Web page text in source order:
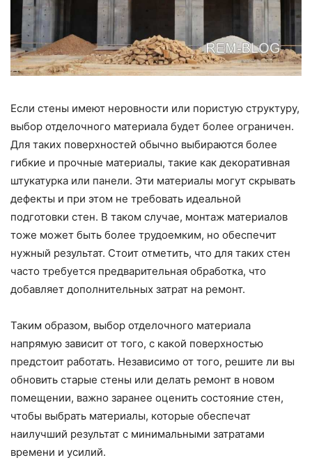
Если стены имеют неровности или пористую структуру,
выбор отделочного материала будет более ограничен.
Для таких поверхностей обычно выбираются более
гибкие и прочные материалы, такие как декоративная
штукатурка или панели. Эти материалы могут скрывать
дефекты и при этом не требовать идеальной
подготовки стен. В таком случае, монтаж материалов
тоже может быть более трудоемким, но обеспечит
нужный результат. Стоит отметить, что для таких стен
часто требуется предварительная обработка, что
добавляет дополнительных затрат на ремонт.
Таким образом, выбор отделочного материала
напрямую зависит от того, с какой поверхностью
предстоит работать. Независимо от того, решите ли вы
обновить старые стены или делать ремонт в новом
помещении, важно заранее оценить состояние стен,
чтобы выбрать материалы, которые обеспечат
наилучший результат с минимальными затратами
времени и усилий.